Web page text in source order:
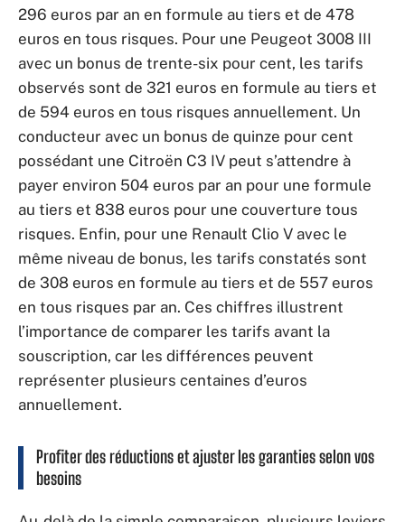
296 euros par an en formule au tiers et de 478
euros en tous risques. Pour une Peugeot 3008 III
avec un bonus de trente-six pour cent, les tarifs
observés sont de 321 euros en formule au tiers et
de 594 euros en tous risques annuellement. Un
conducteur avec un bonus de quinze pour cent
possédant une Citroën C3 IV peut s’attendre à
payer environ 504 euros par an pour une formule
au tiers et 838 euros pour une couverture tous
risques. Enfin, pour une Renault Clio V avec le
même niveau de bonus, les tarifs constatés sont
de 308 euros en formule au tiers et de 557 euros
en tous risques par an. Ces chiffres illustrent
l’importance de comparer les tarifs avant la
souscription, car les différences peuvent
représenter plusieurs centaines d’euros
annuellement.
Profiter des réductions et ajuster les garanties selon vos
besoins